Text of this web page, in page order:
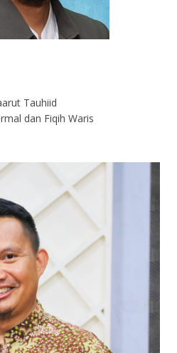
Tauhiid
dan Fiqih Waris